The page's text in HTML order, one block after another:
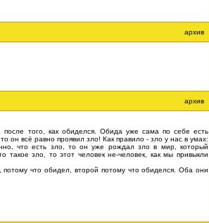
архив
архив
того, как обиделся. Обида уже сама по себе есть
он всё равно проявил зло! Как правило - зло у нас в умах:
что есть зло, то он уже рождал зло в мир, который
такое зло, то этот человек не-человек, как мы привыкли
что обидел, второй потому что обиделся. Оба они